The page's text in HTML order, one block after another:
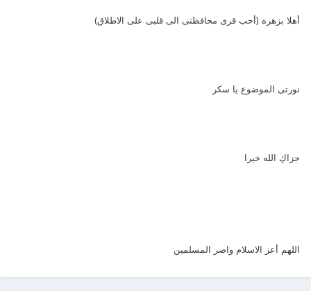
أهلا بزهرة (أحب قرى محافظتى الى قلبى على الاطلاق)
نورتى الموضوع يا سكر
جزاكِ الله خيرا
اللهم أعز الاسلام واصر المسلمين